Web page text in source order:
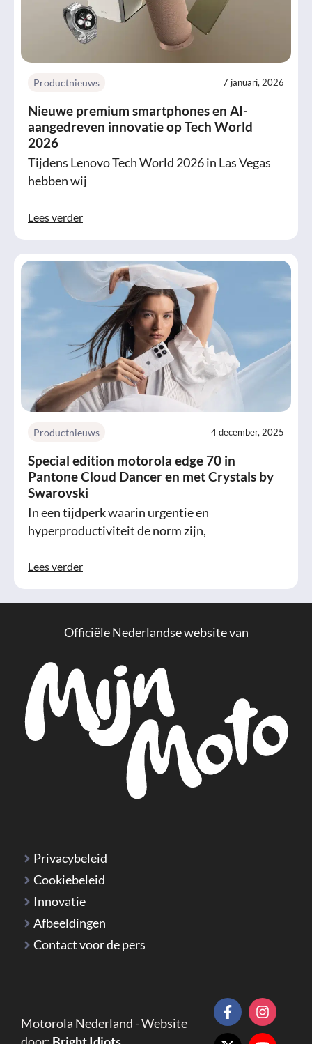
Productnieuws 7 januari, 2026
Nieuwe premium smartphones en AI-
aangedreven innovatie op Tech World
2026
Tijdens Lenovo Tech World 2026 in Las Vegas
hebben wij
Lees verder
Productnieuws 4 december, 2025
Special edition motorola edge 70 in
Pantone Cloud Dancer en met Crystals by
Swarovski
In een tijdperk waarin urgentie en
hyperproductiviteit de norm zijn,
Lees verder
Officiële Nederlandse website van
Privacybeleid
Cookiebeleid
Innovatie
Afbeeldingen
Contact voor de pers
Motorola Nederland - Website